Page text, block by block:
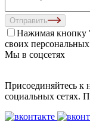
Отправить
Нажимая кнопку
своих
Мы в соцсетях
Присоединяйтесь к
социальных сетях.